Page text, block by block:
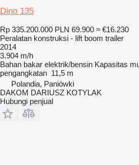
Dino 135
Rp 335.200.000 PLN 69.900 ≈ €16.230
Peralatan konstruksi - lift boom trailer
2014
3.904 m/h
Bahan bakar elektrik/bensin Kapasitas
pengangkatan 11,5 m
Polandia, Paniówki
DAKOM DARIUSZ KOTYLAK
Hubungi penjual